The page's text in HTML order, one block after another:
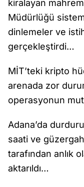
kiralayan
Müdürlüğü
dinlemeler ve
gerçekleştirdi…
MİT’teki kripto
arenada zor
operasyonun
Adana’da
saati ve
tarafından anlık
aktarıldı…